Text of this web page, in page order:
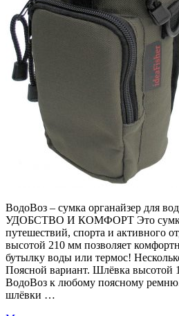
ВодоВоз – сумка органайзер для
УДОБСТВО И КОМФОРТ Это сумка
путешествий, спорта и активного
высотой 210 мм позволяет
бутылку воды или термос!
Поясной вариант. Шлёвка высотой
ВодоВоз к любому поясному
шлёвки …